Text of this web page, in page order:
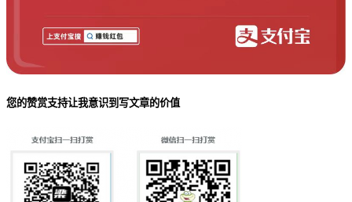
您的赞赏支持让我意识到写文章的价值